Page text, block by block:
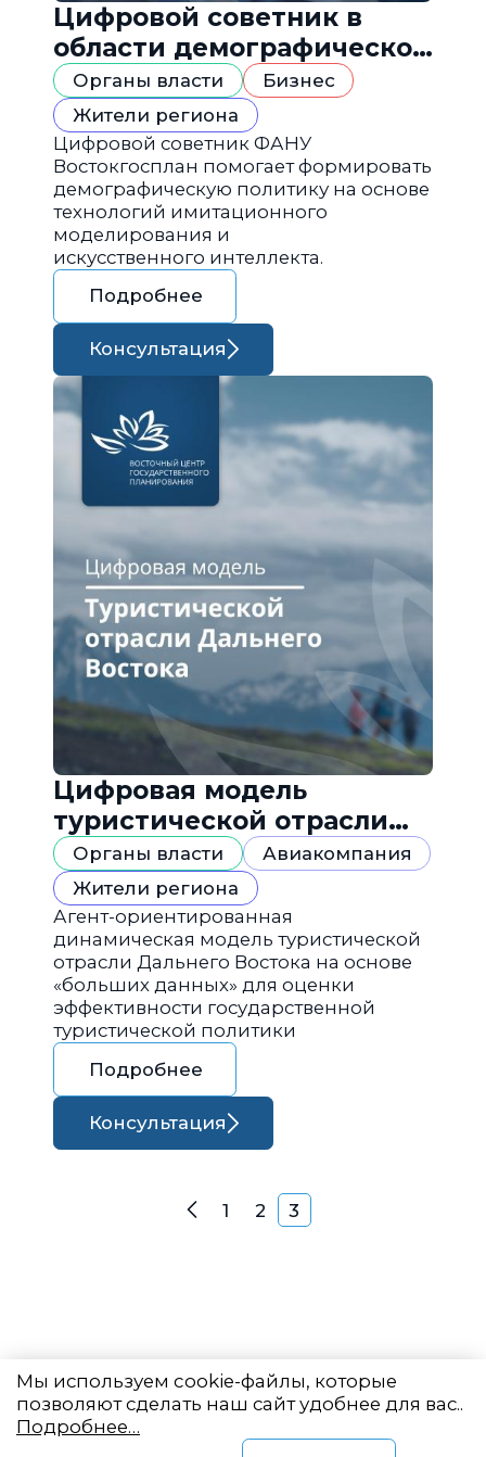
Цифровой советник в
области демографической
политики
Органы власти
Бизнес
Жители региона
Цифровой советник ФАНУ
Востокгосплан помогает формировать
демографическую политику на основе
технологий имитационного
моделирования и
искусственного интеллекта.
Подробнее
Консультация
Цифровая модель
туристической отрасли
Дальнего Востока
Органы власти
Авиакомпания
Жители региона
Агент-ориентированная
динамическая модель туристической
отрасли Дальнего Востока на основе
«больших данных» для оценки
эффективности государственной
туристической политики
Подробнее
Консультация
Навигация по
Назад
1 2 3
Мы используем cookie-файлы, которые
позволяют сделать наш сайт удобнее для вас..
Подробнее…